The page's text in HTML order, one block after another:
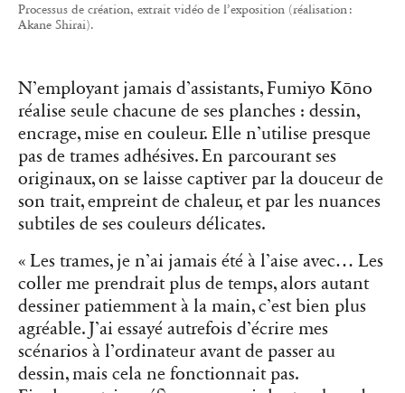
Processus de création, extrait vidéo de l’exposition (réalisation :
Akane Shirai).
N’employant jamais d’assistants, Fumiyo Kōno
réalise seule chacune de ses planches : dessin,
encrage, mise en couleur. Elle n’utilise presque
pas de trames adhésives. En parcourant ses
originaux, on se laisse captiver par la douceur de
son trait, empreint de chaleur, et par les nuances
subtiles de ses couleurs délicates.
« Les trames, je n’ai jamais été à l’aise avec… Les
coller me prendrait plus de temps, alors autant
dessiner patiemment à la main, c’est bien plus
agréable. J’ai essayé autrefois d’écrire mes
scénarios à l’ordinateur avant de passer au
dessin, mais cela ne fonctionnait pas.